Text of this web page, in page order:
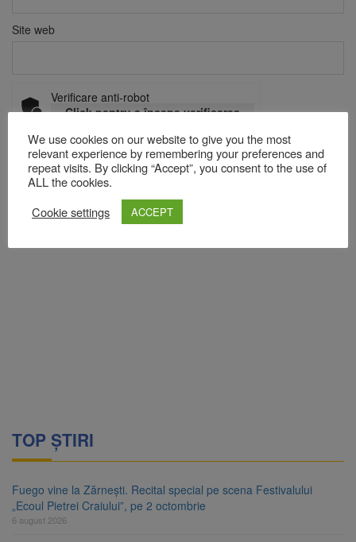
Site web
Verificare anti-robot
Click pentru a începe verificarea
sunt procesate datele comentariilor tale
TOP ȘTIRI
Fuego vine la Zărnești. Recital special pe scena Festivalului
„Ecoul Pietrei Craiului”, pe 2 octombrie
6 august 2026
We use cookies on our website to give you the most
relevant experience by remembering your preferences and
repeat visits. By clicking “Accept”, you consent to the use of
ALL the cookies.
Cookie settings
ACCEPT